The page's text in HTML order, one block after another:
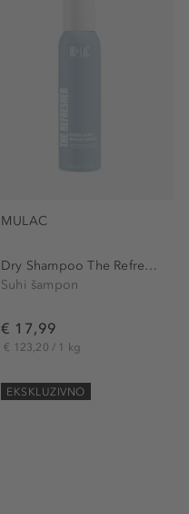
MULAC
Dry Shampoo The Refresher
Suhi šampon
€ 17,99
€ 123,20 / 1 kg
EKSKLUZIVNO